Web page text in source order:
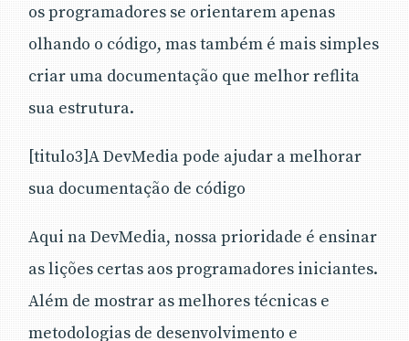
os programadores se orientarem apenas
olhando o código, mas também é mais simples
criar uma documentação que melhor reflita
sua estrutura.
[titulo3]A DevMedia pode ajudar a melhorar
sua documentação de código
Aqui na DevMedia, nossa prioridade é ensinar
as lições certas aos programadores iniciantes.
Além de mostrar as melhores técnicas e
metodologias de desenvolvimento e